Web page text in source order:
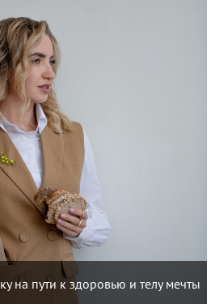
на пути к здоровью и телу мечты